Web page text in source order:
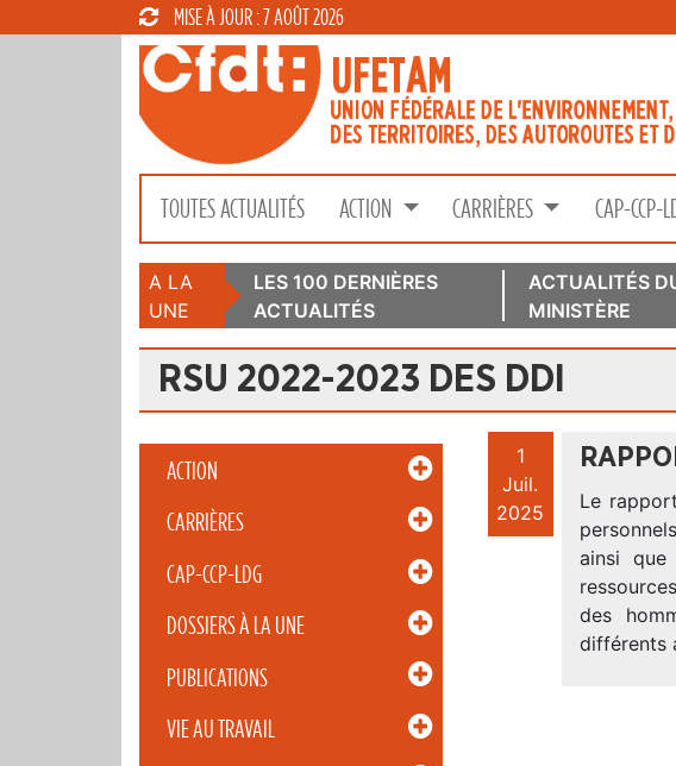
MISE À JOUR : 7 AOÛT 2026
TOUTES ACTUALITÉS ACTION CARRIÈRES CAP-CCP-
A LA
UNE
LES 100 DERNIÈRES
ACTUALITÉS
ACTUALITÉS
MINISTÈRE
RSU 2022-2023 DES DDI
ACTION
CARRIÈRES
CAP-CCP-LDG
DOSSIERS À LA UNE
PUBLICATIONS
VIE AU TRAVAIL
1
Juil.
2025
Le
ainsi
des
différents